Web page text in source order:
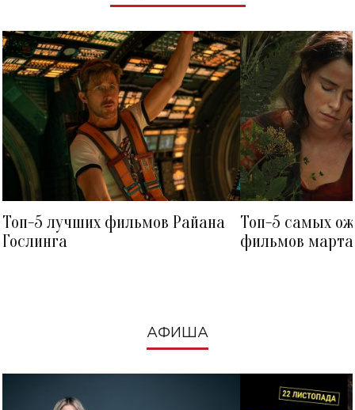
Топ-5 лучших фильмов Райана
Гослинга
Топ-5 самых
фильмов
АФИША